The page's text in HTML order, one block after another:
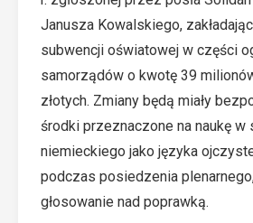
Janusza Kowalskiego,
subwencji oświatowej w części
samorządów o kwotę 39
złotych. Zmiany będą miały
środki przeznaczone na naukę w
niemieckiego jako języka
podczas posiedzenia
głosowanie nad poprawką.